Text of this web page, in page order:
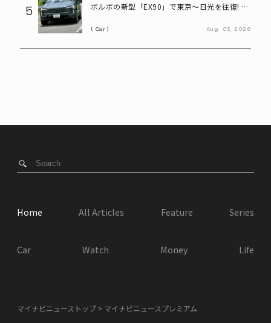
5
ボルボの新型「EX90」で東京～日光を往復! い
Car Aug. 03, 2026
Home All Articles Feature Series
Car Watch Money Life
マイナビニューストップ マイナビニュースプレミアム